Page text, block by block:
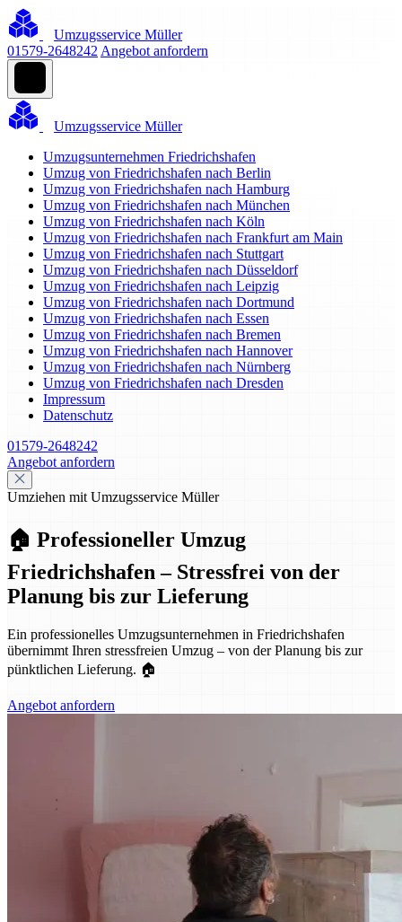
Umzugsservice Müller
01579-2648242 Angebot anfordern
Umzugsservice Müller
Umzugsunternehmen Friedrichshafen
Umzug von Friedrichshafen nach Berlin
Umzug von Friedrichshafen nach Hamburg
Umzug von Friedrichshafen nach München
Umzug von Friedrichshafen nach Köln
Umzug von Friedrichshafen nach Frankfurt am Main
Umzug von Friedrichshafen nach Stuttgart
Umzug von Friedrichshafen nach Düsseldorf
Umzug von Friedrichshafen nach Leipzig
Umzug von Friedrichshafen nach Dortmund
Umzug von Friedrichshafen nach Essen
Umzug von Friedrichshafen nach Bremen
Umzug von Friedrichshafen nach Hannover
Umzug von Friedrichshafen nach Nürnberg
Umzug von Friedrichshafen nach Dresden
Impressum
Datenschutz
01579-2648242
Angebot anfordern
Umziehen mit Umzugsservice Müller
🏠 Professioneller Umzug
Friedrichshafen – Stressfrei von der
Planung bis zur Lieferung
Ein professionelles Umzugsunternehmen in Friedrichshafen
übernimmt Ihren stressfreien Umzug – von der Planung bis zur
pünktlichen Lieferung. 🏠
Angebot anfordern